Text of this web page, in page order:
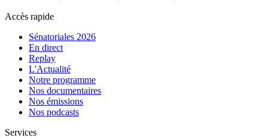
Accès rapide
Sénatoriales 2026
En direct
Replay
L'Actualité
Notre programme
Nos documentaires
Nos émissions
Nos podcasts
Services